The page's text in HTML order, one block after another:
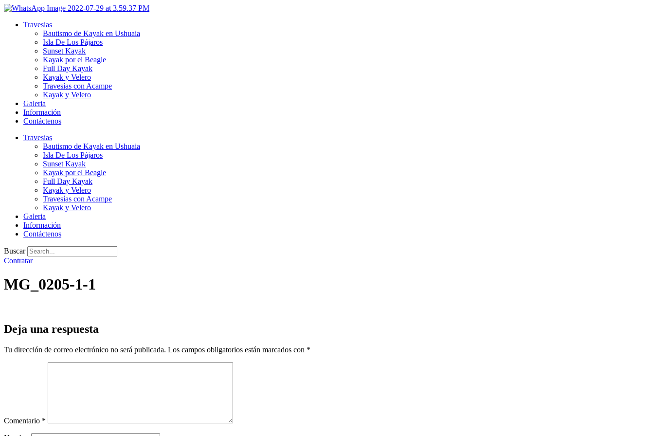
Ir
contenidoTravesias
Bautismo de Kayak en Ushuaia
Isla De Los Pájaros
Sunset Kayak
Kayak por el Beagle
Full Day Kayak
Kayak y Velero
Travesías con Acampe
Kayak y Velero
Galeria
Información
Contáctenos
Travesias
Bautismo de Kayak en Ushuaia
Isla De Los Pájaros
Sunset Kayak
Kayak por el Beagle
Full Day Kayak
Kayak y Velero
Travesías con Acampe
Kayak y Velero
Galeria
Información
Contáctenos
Buscar
Contratar
MG_0205-1-1
Deja una respuesta
Tu dirección de correo electrónico no será publicada. Los campos obligatorios están marcados con *
Comentario *